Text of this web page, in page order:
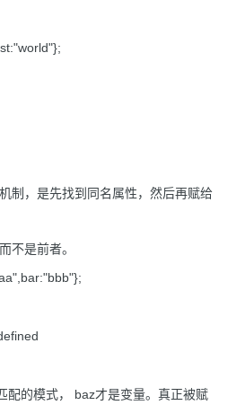
制，是先找到同名属性，然后再赋给
不是前者。
配的模式， baz才是变量。真正被赋